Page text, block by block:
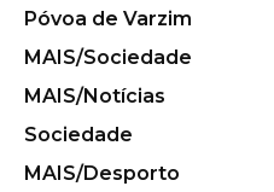
Póvoa de Varzim
MAIS/Sociedade
MAIS/Notícias
Sociedade
MAIS/Desporto